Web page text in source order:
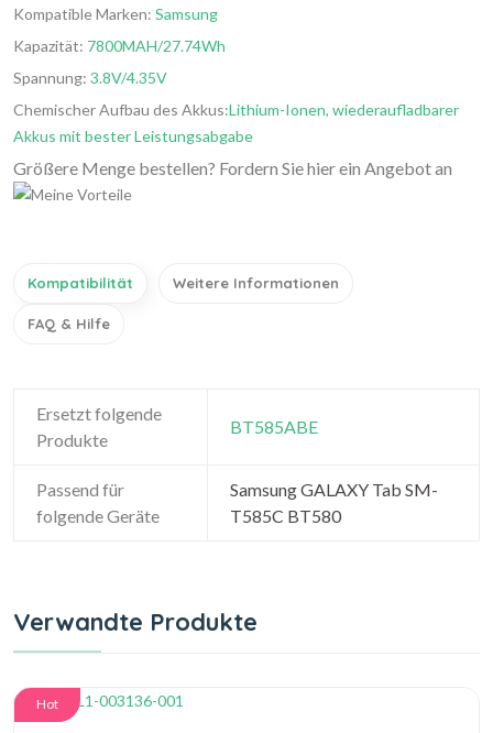
Kompatible Marken: Samsung
Kapazität: 7800MAH/27.74Wh
Spannung: 3.8V/4.35V
Chemischer Aufbau des Akkus:Lithium-Ionen, wiederaufladbarer
Akkus mit bester Leistungsabgabe
Größere Menge bestellen? Fordern Sie hier ein Angebot an
Kompatibilität Weitere Informationen
FAQ & Hilfe
Ersetzt folgende
Produkte
BT585ABE
Passend für
folgende Geräte
Samsung GALAXY Tab SM-
T585C BT580
Verwandte Produkte
Hot